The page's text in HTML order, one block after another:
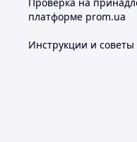
Проверка на
платформе prom.ua
Инструкции и советы